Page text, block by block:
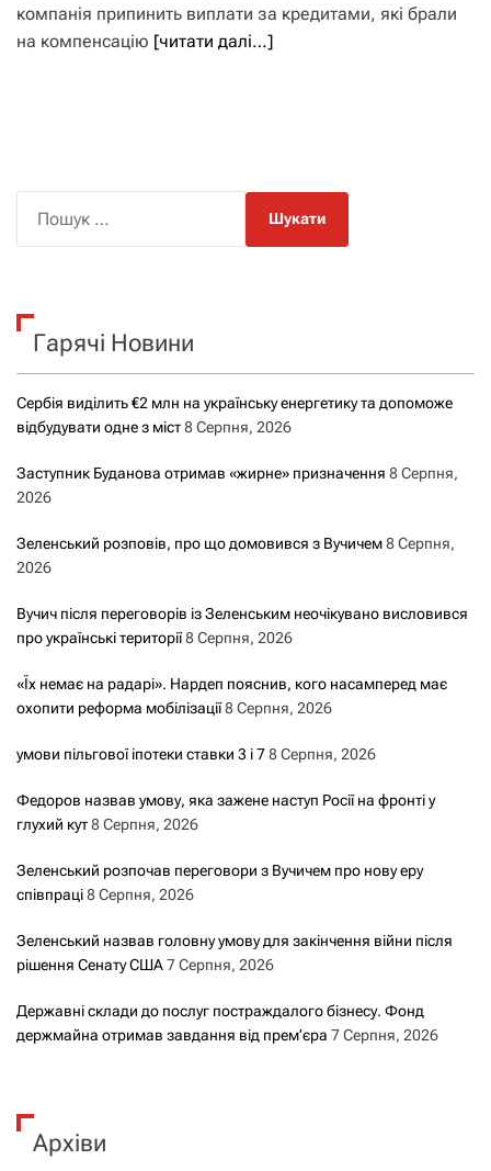
компанія припинить виплати за кредитами, які брали
на компенсацію [читати далі…]
к
Гарячі Новини
Сербія виділить €2 млн на українську енергетику та допоможе
відбудувати одне з міст8 Серпня, 2026
Заступник Буданова отримав «жирне» призначення 8 Серпня,
2026
Зеленський розповів, про що домовився з Вучичем8 Серпня,
2026
Вучич після переговорів із Зеленським неочікувано висловився
про українські території8 Серпня, 2026
«Їх немає на радарі». Нардеп пояснив, кого насамперед має
охопити реформа мобілізації8 Серпня, 2026
умови пільгової іпотеки ставки 3 і 78 Серпня, 2026
Федоров назвав умову, яка зажене наступ Росії на фронті у
глухий кут8 Серпня, 2026
Зеленський розпочав переговори з Вучичем про нову еру
співпраці8 Серпня, 2026
Зеленський назвав головну умову для закінчення війни після
рішення Сенату США7 Серпня, 2026
Державні склади до послуг постраждалого бізнесу. Фонд
держмайна отримав завдання від прем’єра 7 Серпня, 2026
Архіви